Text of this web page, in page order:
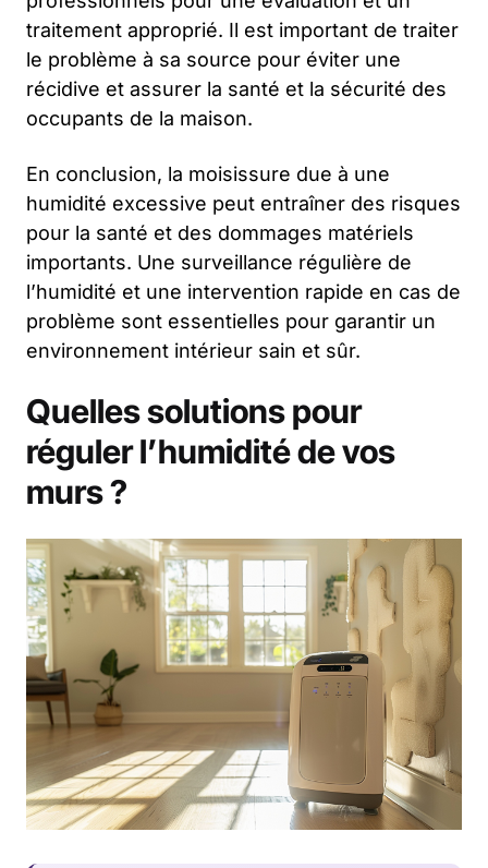
traitement approprié. Il est important de traiter
le problème à sa source pour éviter une
récidive et assurer la santé et la sécurité des
occupants de la maison.
En conclusion, la moisissure due à une
humidité excessive peut entraîner des risques
pour la santé et des dommages matériels
importants. Une surveillance régulière de
l’humidité et une intervention rapide en cas de
problème sont essentielles pour garantir un
environnement intérieur sain et sûr.
Quelles solutions pour
réguler l’humidité de vos
murs ?